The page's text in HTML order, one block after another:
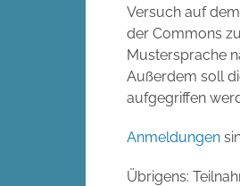
Versuch auf dem
der Commons
Mustersprache
Außerdem soll
aufgegriffen
Anmeldungen
Übrigens: